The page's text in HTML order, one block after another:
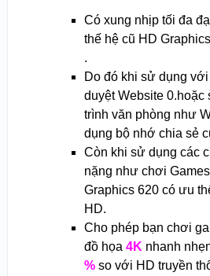
Có xung nhịp tối đa
thế hệ cũ HD
.
Do đó khi sử dụng
duyệt Website
trình văn phòng như
dụng bộ nhớ chia sẻ
Còn khi sử dụng các
nặng như chơi
Graphics 620 có ưu
HD.
Cho phép bạn chơi
đồ họa 4K nhanh
%so với HD truyền